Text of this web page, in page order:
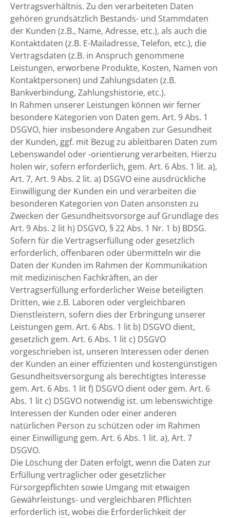
Vertragsverhältnis. Zu den verarbeiteten Daten
gehören grundsätzlich Bestands- und Stammdaten
der Kunden (z.B., Name, Adresse, etc.), als auch die
Kontaktdaten (z.B. E-Mailadresse, Telefon, etc.), die
Vertragsdaten (z.B. in Anspruch genommene
Leistungen, erworbene Produkte, Kosten, Namen von
Kontaktpersonen) und Zahlungsdaten (z.B.
Bankverbindung, Zahlungshistorie, etc.).
In Rahmen unserer Leistungen können wir ferner
besondere Kategorien von Daten gem. Art. 9 Abs. 1
DSGVO, hier insbesondere Angaben zur Gesundheit
der Kunden, ggf. mit Bezug zu ableitbaren Daten zum
Lebenswandel oder -orientierung verarbeiten. Hierzu
holen wir, sofern erforderlich, gem. Art. 6 Abs. 1 lit. a),
Art. 7, Art. 9 Abs. 2 lit. a) DSGVO eine ausdrückliche
Einwilligung der Kunden ein und verarbeiten die
besonderen Kategorien von Daten ansonsten zu
Zwecken der Gesundheitsvorsorge auf Grundlage des
Art. 9 Abs. 2 lit h) DSGVO, § 22 Abs. 1 Nr. 1 b) BDSG.
Sofern für die Vertragserfüllung oder gesetzlich
erforderlich, offenbaren oder übermitteln wir die
Daten der Kunden im Rahmen der Kommunikation
mit medizinischen Fachkräften, an der
Vertragserfüllung erforderlicher Weise beteiligten
Dritten, wie z.B. Laboren oder vergleichbaren
Dienstleistern, sofern dies der Erbringung unserer
Leistungen gem. Art. 6 Abs. 1 lit b) DSGVO dient,
gesetzlich gem. Art. 6 Abs. 1 lit c) DSGVO
vorgeschrieben ist, unseren Interessen oder denen
der Kunden an einer effizienten und kostengünstigen
Gesundheitsversorgung als berechtigtes Interesse
gem. Art. 6 Abs. 1 lit f) DSGVO dient oder gem. Art. 6
Abs. 1 lit c) DSGVO notwendig ist. um lebenswichtige
Interessen der Kunden oder einer anderen
natürlichen Person zu schützen oder im Rahmen
einer Einwilligung gem. Art. 6 Abs. 1 lit. a), Art. 7
DSGVO.
Die Löschung der Daten erfolgt, wenn die Daten zur
Erfüllung vertraglicher oder gesetzlicher
Fürsorgepflichten sowie Umgang mit etwaigen
Gewährleistungs- und vergleichbaren Pflichten
erforderlich ist, wobei die Erforderlichkeit der